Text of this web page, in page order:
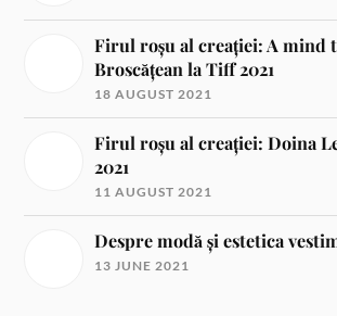
Firul roșu al creației: A mind
Broscățean la Tiff 2021
18 AUGUST 2021
Firul roșu al creației: Doina
2021
11 AUGUST 2021
Despre modă și estetica
13 JUNE 2021